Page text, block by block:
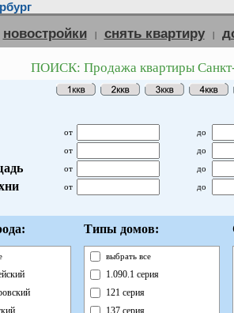
новостройки | снять квартиру |
ПОИСК: Продажа квартиры
от до
от до
от до
от до
Типы домов:
выбрать все
1.090.1 серия
121 серия
137 серия